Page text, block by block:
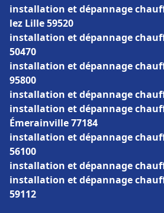
installation et dépannage
lez Lille 59520
installation et dépannage
50470
installation et dépannage
95800
installation et dépannage
installation et dépannage
Émerainville 77184
installation et dépannage
56100
installation et dépannage
installation et dépannage
59112